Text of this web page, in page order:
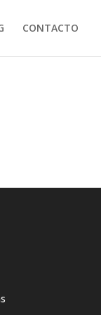
CONTACTO